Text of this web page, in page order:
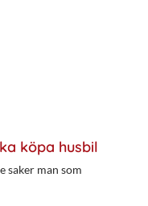
köpa husbil
saker man som